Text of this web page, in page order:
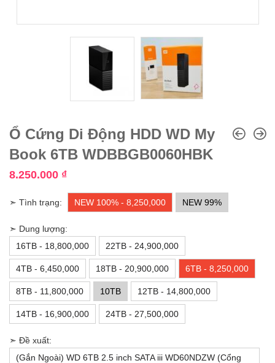
Ổ Cứng Di Động HDD WD My
Book 6TB WDBBGB0060HBK
8.250.000 ₫
➣ Tình trạng: NEW 100% - 8,250,000 NEW 99%
➣ Dung lượng:
16TB - 18,800,000
22TB - 24,900,000
4TB - 6,450,000 18TB - 20,900,000 6TB - 8,250,000
8TB - 11,800,000 10TB 12TB - 14,800,000
14TB - 16,900,000 24TB - 27,500,000
➣ Đề xuất:
(Gắn Ngoài) WD 6TB 2.5 inch SATA iii WD60NDZW (Cổng